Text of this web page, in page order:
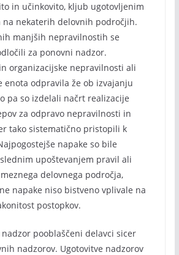
in učinkovito, kljub ugotovljenim
nekaterih delovnih področjih.
manjših nepravilnostih se
za ponovni nadzor.
organizacijske nepravilnosti ali
enota odpravila že ob izvajanju
pa so izdelali načrt realizacije
za odpravo nepravilnosti in
tako sistematično pristopili k
napake so bile
upoštevanjem pravil ali
delovnega področja,
napake niso bistveno vplivale na
postopkov.
nadzor pooblaščeni delavci sicer
nadzorov. Ugotovitve nadzorov